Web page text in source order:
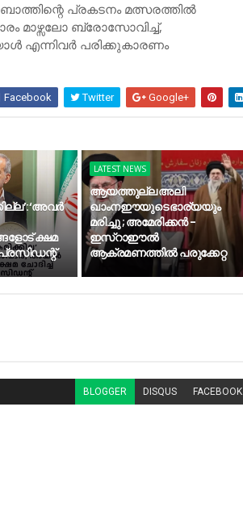
പ്രകടനം മത്സരത്തില്‍
മാഴ്സലോ ബ്രോസോവിച്ച്,
എന്നിവര്‍ പരിക്കുകാരണം
Facebook Twitter Google+
ക്ഷമ
LATEST NEWS
ആയത്തുല്ല അലി
ഖാംനഈയുടെ ഭാര്യയും
മരിച്ചു ; അമേരിക്കൻ -
ഇസ്റാഈൽ
ആക്രമണത്തിൽ പരുക്കേറ്റ
BLOGGER DISQUS FACEBOOK